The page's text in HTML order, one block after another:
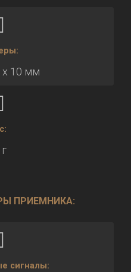
х 10 мм
ПРИЕМНИКА:
сигналы: